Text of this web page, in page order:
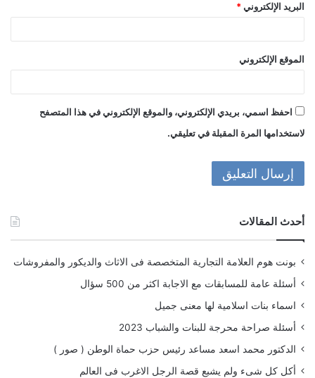
البريد الإلكتروني *
الموقع الإلكتروني
احفظ اسمي، بريدي الإلكتروني، والموقع الإلكتروني في هذا المتصفح
لاستخدامها المرة المقبلة في تعليقي.
أحدث المقالات
بونت هوم العلامة التجارية المتخصصة فى الاثاث والديكور والمفروشات
أسئلة عامة للمسابقات مع الاجابة اكثر من 500 سؤال
اسماء بنات اسلامية لها معنى جميل
أسئلة صراحة محرجة للبنات والشباب 2023
الدكتور محمد اسعد مساعد رئيس حزب حماة الوطن ( صور )
أكل كل شىء ولم يشبع قصة الرجل الاغرب فى العالم